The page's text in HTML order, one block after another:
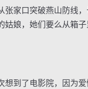
家口突破燕山防线，
娘，她们要么从箱
到了电影院，因为爱